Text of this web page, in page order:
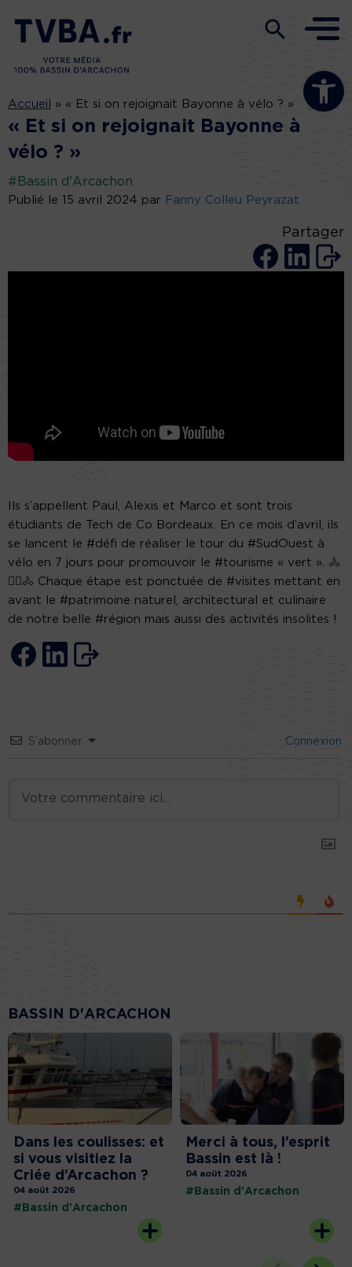
Ouvrir la
Accueil » « Et si on rejoignait Bayonne à vélo ? »
« Et si on rejoignait Bayonne à
vélo ? »
#Bassin d'Arcachon
Publié le 15 avril 2024 par Fanny Colleu Peyrazat
Partager
Ils s’appellent Paul, Alexis et Marco et sont trois
étudiants de Tech de Co Bordeaux. En ce mois d’avril, ils
se lancent le #défi de réaliser le tour du #SudOuest à
vélo en 7 jours pour promouvoir le #tourisme « vert ». 🚴
🚴‍♂️🚴 Chaque étape est ponctuée de #visites mettant en
avant le #patrimoine naturel, architectural et culinaire
de notre belle #région mais aussi des activités insolites !
S’abonner Connexion
BASSIN D'ARCACHON
Dans les coulisses: et
si vous visitiez la
Criée d’Arcachon ?
04 août 2026
#Bassin d'Arcachon
Merci à tous, l’esprit
Bassin est là !
04 août 2026
#Bassin d'Arcachon